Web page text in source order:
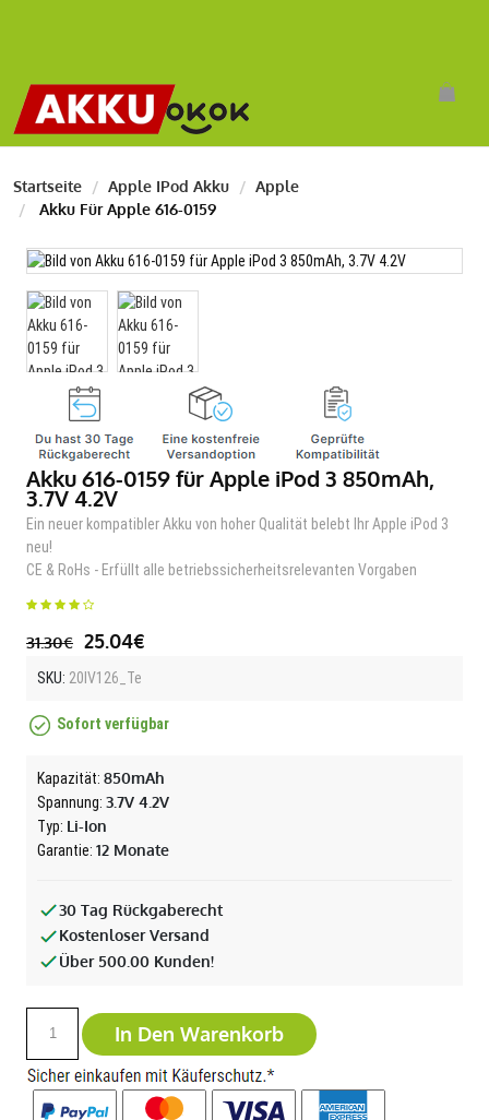
Startseite Apple IPod Akku
Apple
Akku Für Apple 616-0159
Akku 616-0159 für Apple iPod 3 850mAh,
3.7V 4.2V
Ein neuer kompatibler Akku von hoher Qualität belebt Ihr Apple iPod 3
neu!
CE & RoHs - Erfüllt alle betriebssicherheitsrelevanten Vorgaben
31.30€ 25.04€
SKU: 20IV126_Te
Sofort verfügbar
Kapazität: 850mAh
Spannung: 3.7V 4.2V
Typ: Li-Ion
Garantie: 12 Monate
30 Tag Rückgaberecht
Kostenloser Versand
Über 500.00 Kunden!
In Den Warenkorb